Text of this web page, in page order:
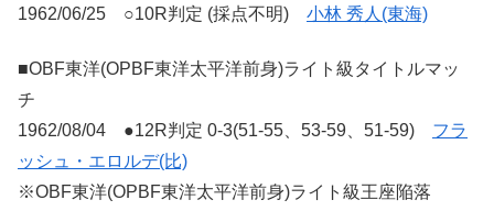
1962/06/25 ○10R判定 (採点不明) 小林 秀人(東海)
■OBF東洋(OPBF東洋太平洋前身)ライト級タイトルマッ
チ
1962/08/04 ●12R判定 0-3(51-55、53-59、51-59) フラ
ッシュ・エロルデ(比)
※OBF東洋(OPBF東洋太平洋前身)ライト級王座陥落